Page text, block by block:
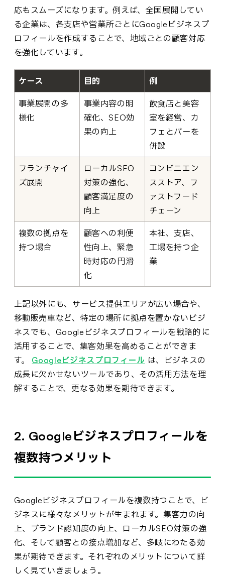
応もスムーズになります。例えば、全国展開してい
る企業は、各支店や営業所ごとにGoogleビジネスプ
ロフィールを作成することで、地域ごとの顧客対応
を強化しています。
ケース 目的 例
事業展開の多
様化
事業内容の明
確化、SEO効
果の向上
飲食店と美容
室を経営、カ
フェとバーを
併設
フランチャイ
ズ展開
ローカルSEO
対策の強化、
顧客満足度の
向上
コンビニエン
スストア、フ
ァストフード
チェーン
複数の拠点を
持つ場合
顧客への利便
性向上、緊急
時対応の円滑
化
本社、支店、
工場を持つ企
業
上記以外にも、サービス提供エリアが広い場合や、
移動販売車など、特定の場所に拠点を置かないビジ
ネスでも、Googleビジネスプロフィールを戦略的に
活用することで、集客効果を高めることができま
す。 Googleビジネスプロフィール は、ビジネスの
成長に欠かせないツールであり、その活用方法を理
解することで、更なる効果を期待できます。
2. Googleビジネスプロフィールを
複数持つメリット
Googleビジネスプロフィールを複数持つことで、ビ
ジネスに様々なメリットが生まれます。集客力の向
上、ブランド認知度の向上、ローカルSEO対策の強
化、そして顧客との接点増加など、多岐にわたる効
果が期待できます。それぞれのメリットについて詳
しく見ていきましょう。